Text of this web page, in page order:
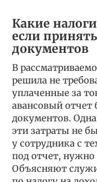
Какие
если
документов
В
решила не
уплаченные за
авансовый
документов.
эти затраты не
у сотрудника с
под отчет, нужно
Объясняют